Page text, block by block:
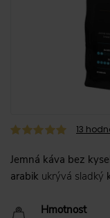
13
Jemná káva bez
arabik ukrývá sladký
Hmotnost